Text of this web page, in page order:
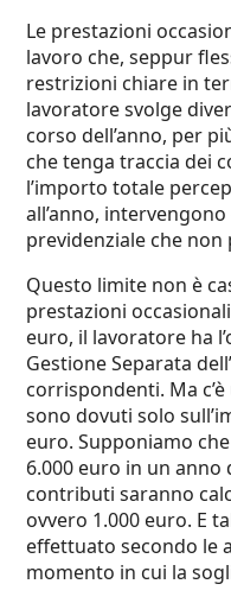
Le prestazioni
lavoro che, seppur
restrizioni chiare in
lavoratore svolge
corso dell’anno, per
che tenga traccia dei
l’importo totale
all’anno,
previdenziale che
Questo limite non è
prestazioni
euro, il lavoratore ha
Gestione Separata
corrispondenti. Ma
sono dovuti solo
euro. Supponiamo
6.000 euro in un
contributi saranno
ovvero 1.000 euro. E
effettuato secondo le
momento in cui la